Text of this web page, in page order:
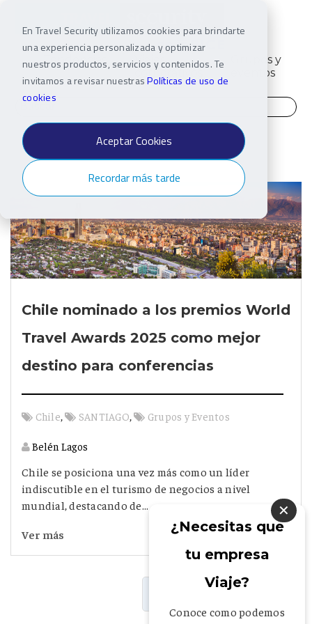
En Travel Security utilizamos cookies para brindarte
una experiencia personalizada y optimizar
nuestros productos, servicios y contenidos. Te
invitamos a revisar nuestrasPolíticas de uso de
cookies
Aceptar Cookies
Recordar más tarde
Tendencias
Viajes
corporativos
Grupos y
eventos
✕
¿Necesitas que
tu empresa
Viaje?
Conoce como podemos
Chile nominado a los premios World
Travel Awards 2025 como mejor
destino para conferencias
Chile, SANTIAGO, Grupos y Eventos
Belén Lagos
Chile se posiciona una vez más como un líder
indiscutible en el turismo de negocios a nivel
mundial, destacando de...
Ver más